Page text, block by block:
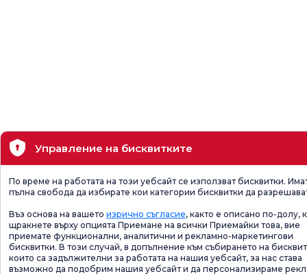
Управление на бисквитките
По време на работата на този уебсайт се използват бисквитки.
пълна свобода да избирате кои категории бисквитки да
Въз основа на вашето изрично съгласие, както е описано по-долу,
щракнете върху опцията Приемане на всички Приемайки това, вие
приемате функционални, аналитични и рекламно-маркетингови
бисквитки. В този случай, в допълнение към събирането на
които са задължителни за работата на нашия уебсайт, за нас става
възможно да подобрим нашия уебсайт и да персонализираме